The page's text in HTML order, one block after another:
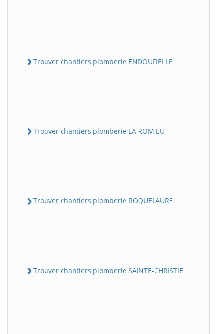
Trouver chantiers plomberie ENDOUFIELLE
Trouver chantiers plomberie LA ROMIEU
Trouver chantiers plomberie ROQUELAURE
Trouver chantiers plomberie SAINTE-CHRISTIE